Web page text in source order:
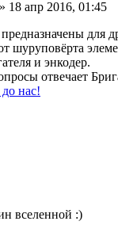
» 18 апр 2016, 01:45
для
шуруповёрта
и энкодер.
отвечает
нас!
вселенной :)